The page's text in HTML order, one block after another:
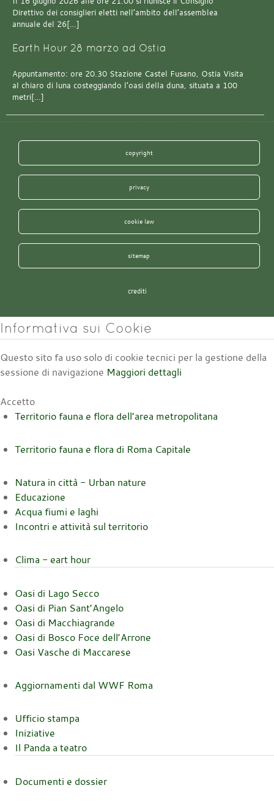
Direttivo dei consiglieri eletti nell’ambito dell’assemblea
annuale del 26[…]
Earth Hour 28 marzo ad Ostia
Appuntamento: ore 20.30 Stazione Castel Fusano, Ostia Visita
al chiaro di luna costeggiando l’oasi della duna, situata a 100
metri[…]
copyright
privacy
cookie law
sitemap
crediti
Informativa sui Cookie
Questo sito fa uso solo di cookie tecnici per la gestione della
sessione di navigazione Maggiori dettagli
Accetto
Territorio fauna e flora dell’area metropolitana
Territorio fauna e flora di Roma Capitale
Natura in città - Urban nature
Educazione
Acqua fiumi e laghi
Incontri e attività sul territorio
Clima - eart hour
Oasi di Lago Secco
Oasi di Pian Sant’Angelo
Oasi di Macchiagrande
Oasi di Bosco Foce dell’Arrone
Oasi Vasche di Maccarese
Aggiornamenti dal WWF Roma
Ufficio stampa
Iniziative
Il Panda a teatro
Documenti e dossier